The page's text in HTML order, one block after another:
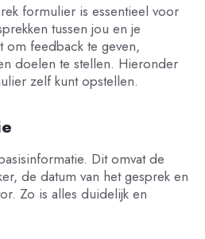
formulier is essentieel voor
tussen jou en je
om feedback te geven,
doelen te stellen. Hieronder
zelf kunt opstellen.
Dit omvat de
de datum van het gesprek en
Zo is alles duidelijk en